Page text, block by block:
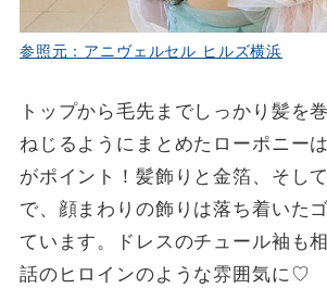
参照元：アニヴェルセル ヒルズ横浜
トップから毛先までしっかり髪を
ねじるようにまとめたローポニー
がポイント！髪飾りと金箔、そし
で、顔まわりの飾りは落ち着いた
ています。ドレスのチュール袖も
話のヒロインのような雰囲気に♡